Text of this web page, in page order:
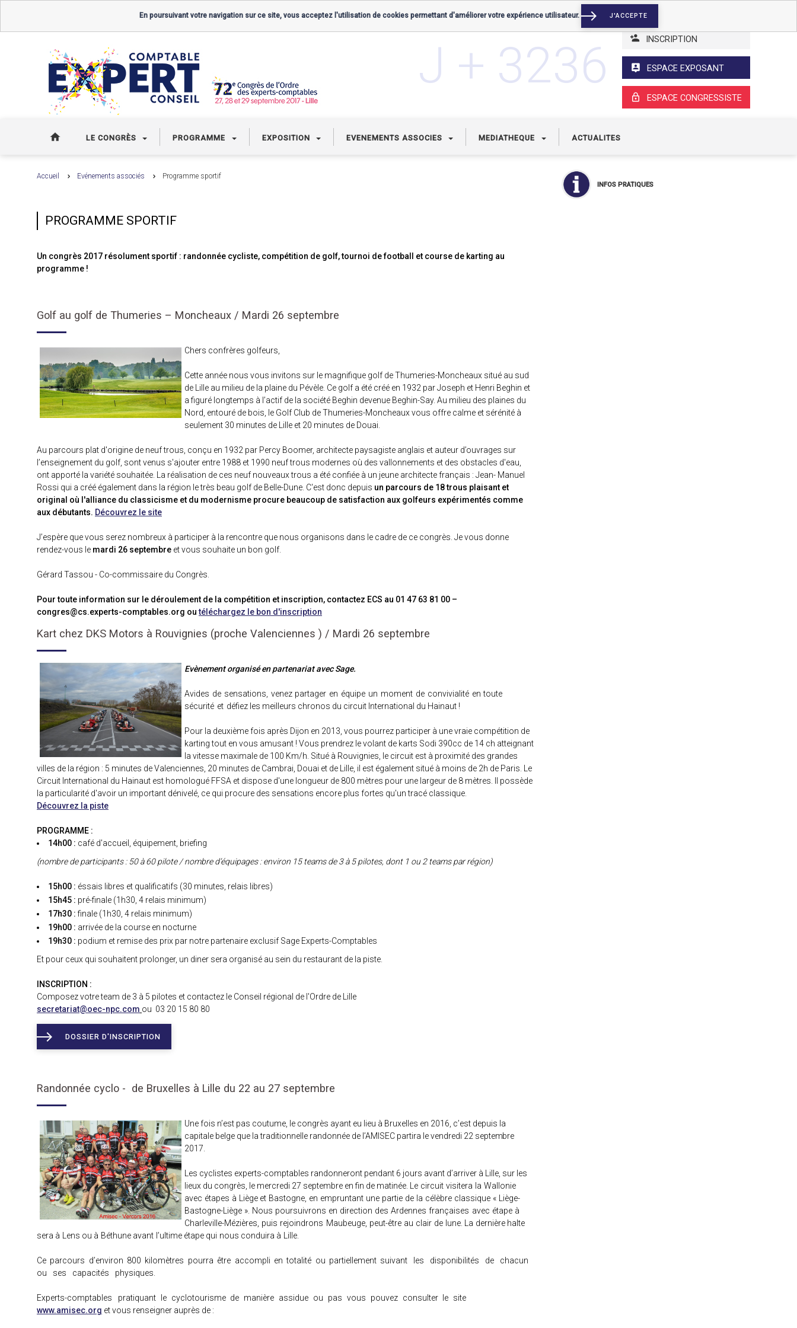
INSCRIPTION
ESPACE EXPOSANT
ESPACE CONGRESSISTE
J + 3236
LE CONGRÈS PROGRAMME EXPOSITION EVENEMENTS ASSOCIES MEDIATHEQUE ACTUALITES
Accueil Evénements associés Programme sportif
PROGRAMME SPORTIF
Un congrès 2017 résolument sportif : randonnée cycliste, compétition de golf, tournoi de football et course de karting au
programme !
Golf au golf de Thumeries – Moncheaux / Mardi 26 septembre
Chers confrères golfeurs,
Cette année nous vous invitons sur le magnifique golf de Thumeries-Moncheaux situé au sud
de Lille au milieu de la plaine du Pévèle. Ce golf a été créé en 1932 par Joseph et Henri Beghin et
a figuré longtemps à l’actif de la société Beghin devenue Beghin-Say. Au milieu des plaines du
Nord, entouré de bois, le Golf Club de Thumeries-Moncheaux vous offre calme et sérénité à
seulement 30 minutes de Lille et 20 minutes de Douai.
Au parcours plat d'origine de neuf trous, conçu en 1932 par Percy Boomer, architecte paysagiste anglais et auteur d’ouvrages sur
l’enseignement du golf, sont venus s'ajouter entre 1988 et 1990 neuf trous modernes où des vallonnements et des obstacles d'eau,
ont apporté la variété souhaitée. La réalisation de ces neuf nouveaux trous a été confiée à un jeune architecte français : Jean- Manuel
Rossi qui a créé également dans la région le très beau golf de Belle-Dune. C'est donc depuis un parcours de 18 trous plaisant et
original où l'alliance du classicisme et du modernisme procure beaucoup de satisfaction aux golfeurs expérimentés comme
aux débutants. Découvrez le site
J’espère que vous serez nombreux à participer à la rencontre que nous organisons dans le cadre de ce congrès. Je vous donne
rendez-vous le mardi 26 septembre et vous souhaite un bon golf.
Gérard Tassou - Co-commissaire du Congrès.
Pour toute information sur le déroulement de la compétition et inscription, contactez ECS au 01 47 63 81 00 –
congres@cs.experts-comptables.org outéléchargez le bon d'inscription
Kart chez DKS Motors à Rouvignies (proche Valenciennes ) / Mardi 26 septembre
Evènement organisé en partenariat avec Sage.
Avides de sensations, venez partager en équipe un moment de convivialité en toute
sécurité et défiez les meilleurs chronos du circuit International du Hainaut !
Pour la deuxième fois après Dijon en 2013, vous pourrez participer à une vraie compétition de
karting tout en vous amusant ! Vous prendrez le volant de karts Sodi 390cc de 14 ch atteignant
la vitesse maximale de 100 Km/h. Situé à Rouvignies, le circuit est à proximité des grandes
villes de la région : 5 minutes de Valenciennes, 20 minutes de Cambrai, Douai et de Lille, il est également situé à moins de 2h de Paris. Le
Circuit International du Hainaut est homologué FFSA et dispose d'une longueur de 800 mètres pour une largeur de 8 mètres. Il possède
la particularité d'avoir un important dénivelé, ce qui procure des sensations encore plus fortes qu'un tracé classique.
Découvrez la piste
PROGRAMME :
14h00 : café d'accueil, équipement, briefing
(nombre de participants : 50 à 60 pilote / nombre d’équipages : environ 15 teams de 3 à 5 pilotes, dont 1 ou 2 teams par région)
15h00 : éssais libres et qualificatifs (30 minutes, relais libres)
15h45 : pré-finale (1h30, 4 relais minimum)
17h30 :finale (1h30, 4 relais minimum)
19h00 : arrivée de la course en nocturne
19h30 : podium et remise des prix par notre partenaire exclusif Sage Experts-Comptables
Et pour ceux qui souhaitent prolonger, un diner sera organisé au sein du restaurant de la piste.
INSCRIPTION :
Composez votre team de 3 à 5 pilotes et contactez le Conseil régional de l'Ordre de Lille
secretariat@oec-npc.com ou 03 20 15 80 80
DOSSIER D'INSCRIPTION
Randonnée cyclo - de Bruxelles à Lille du 22 au 27 septembre
Une fois n’est pas coutume, le congrès ayant eu lieu à Bruxelles en 2016, c’est depuis la
capitale belge que la traditionnelle randonnée de l’AMISEC partira levendredi 22 septembre
2017.
Les cyclistes experts-comptables randonneront pendant 6 jours avant d’arriver à Lille, sur les
lieux du congrès, le mercredi 27 septembre en fin de matinée.
Le circuit visitera la Wallonie
avec étapes à Liège et Bastogne, en empruntant une partie de la célèbre classique « Liège-
Bastogne-Liège ». Nous poursuivrons en direction des Ardennesfrançaises avec étape à
Charleville-Mézières, puis rejoindrons Maubeuge, peut-être au clair de lune. La dernière halte
sera à Lens ou à Béthune avant l’ultime étape qui nous conduira à
Lille.
Ce parcours d’environ 800 kilomètres pourra être accompli en totalité ou partiellement suivant les disponibilités de chacun
ou ses capacités physiques.
Experts-comptables pratiquant le cyclotourisme de manière assidue ou pas vous pouvez consulter le site
www.amisec.org et vous renseigner auprès de :
INFOS PRATIQUES
En poursuivant votre navigation sur ce site, vous acceptez l'utilisation de cookies permettant d'améliorer votre expérience utilisateur. J'ACCEPTE